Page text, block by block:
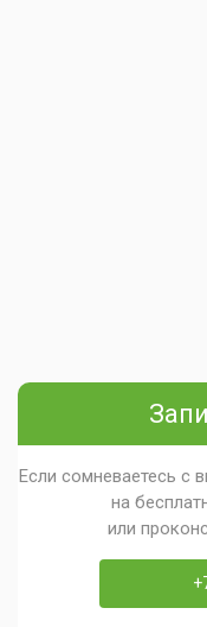
Если сомневаетесь с
на
или